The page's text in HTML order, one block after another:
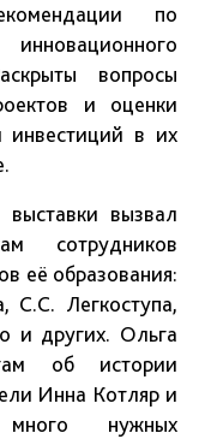
по
вопросы
и оценки
инвестиций в их
вызвал
сотрудников
её образования:
С.С. Легкоступа,
и других. Ольга
об истории
Инна Котляр и
нужных